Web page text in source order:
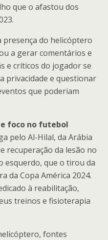
que o afastou dos
presença do helicóptero
a gerar comentários e
e críticos do jogador se
privacidade e questionar
que poderiam
foco no futebol
pelo Al-Hilal, da Arábia
recuperação da lesão no
esquerdo, que o tirou da
da Copa América 2024.
à reabilitação,
treinos e fisioterapia
fontes